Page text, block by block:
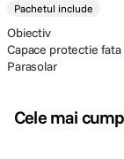
Pachetul include
Obiectiv
Capace protectie fata
Parasolar
Cele mai